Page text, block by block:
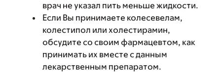
врач не указал пить меньше жидкости.
Если Вы принимаете колесевелам,
колестипол или холестирамин,
обсудите со своим фармацевтом, как
принимать их вместе с данным
лекарственным препаратом.